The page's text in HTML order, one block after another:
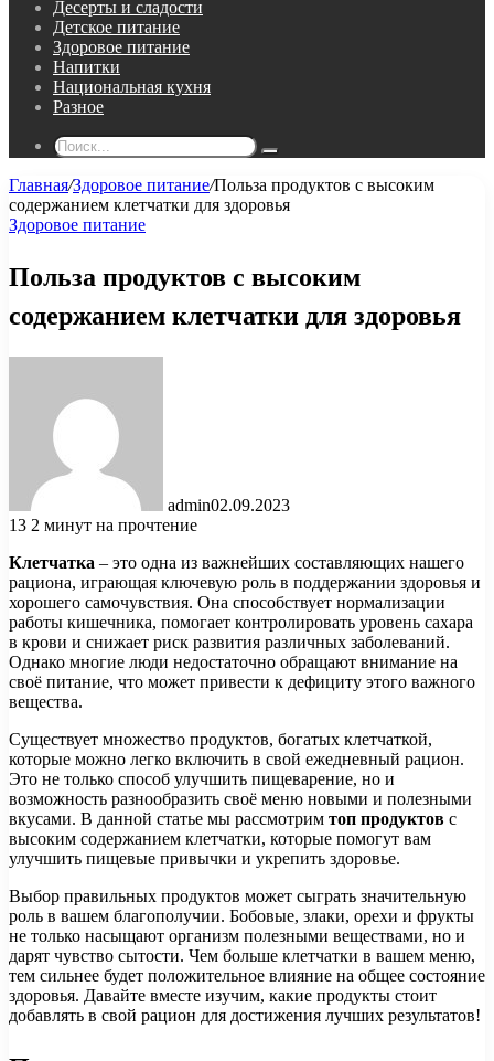
Десерты и сладости
Детское питание
Здоровое питание
Напитки
Национальная кухня
Разное
Поиск...
Главная/Здоровое питание/Польза продуктов с высоким
содержанием клетчатки для здоровья
Здоровое питание
Польза продуктов с высоким
содержанием клетчатки для здоровья
admin02.09.2023
13 2 минут на прочтение
Клетчатка – это одна из важнейших составляющих нашего
рациона, играющая ключевую роль в поддержании здоровья и
хорошего самочувствия. Она способствует нормализации
работы кишечника, помогает контролировать уровень сахара
в крови и снижает риск развития различных заболеваний.
Однако многие люди недостаточно обращают внимание на
своё питание, что может привести к дефициту этого важного
вещества.
Существует множество продуктов, богатых клетчаткой,
которые можно легко включить в свой ежедневный рацион.
Это не только способ улучшить пищеварение, но и
возможность разнообразить своё меню новыми и полезными
вкусами. В данной статье мы рассмотрим топ продуктов с
высоким содержанием клетчатки, которые помогут вам
улучшить пищевые привычки и укрепить здоровье.
Выбор правильных продуктов может сыграть значительную
роль в вашем благополучии. Бобовые, злаки, орехи и фрукты
не только насыщают организм полезными веществами, но и
дарят чувство сытости. Чем больше клетчатки в вашем меню,
тем сильнее будет положительное влияние на общее состояние
здоровья. Давайте вместе изучим, какие продукты стоит
добавлять в свой рацион для достижения лучших результатов!